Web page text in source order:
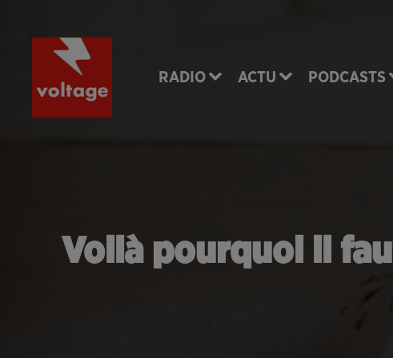
RADIO ACTU PODCASTS
Voilà pourquoi il